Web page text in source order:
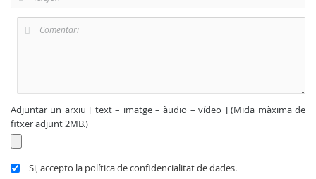
Adjuntar un arxiu [ text – imatge – àudio – vídeo ] (Mida màxima de
fitxer adjunt 2MB.)
Si, accepto la política de confidencialitat de dades.